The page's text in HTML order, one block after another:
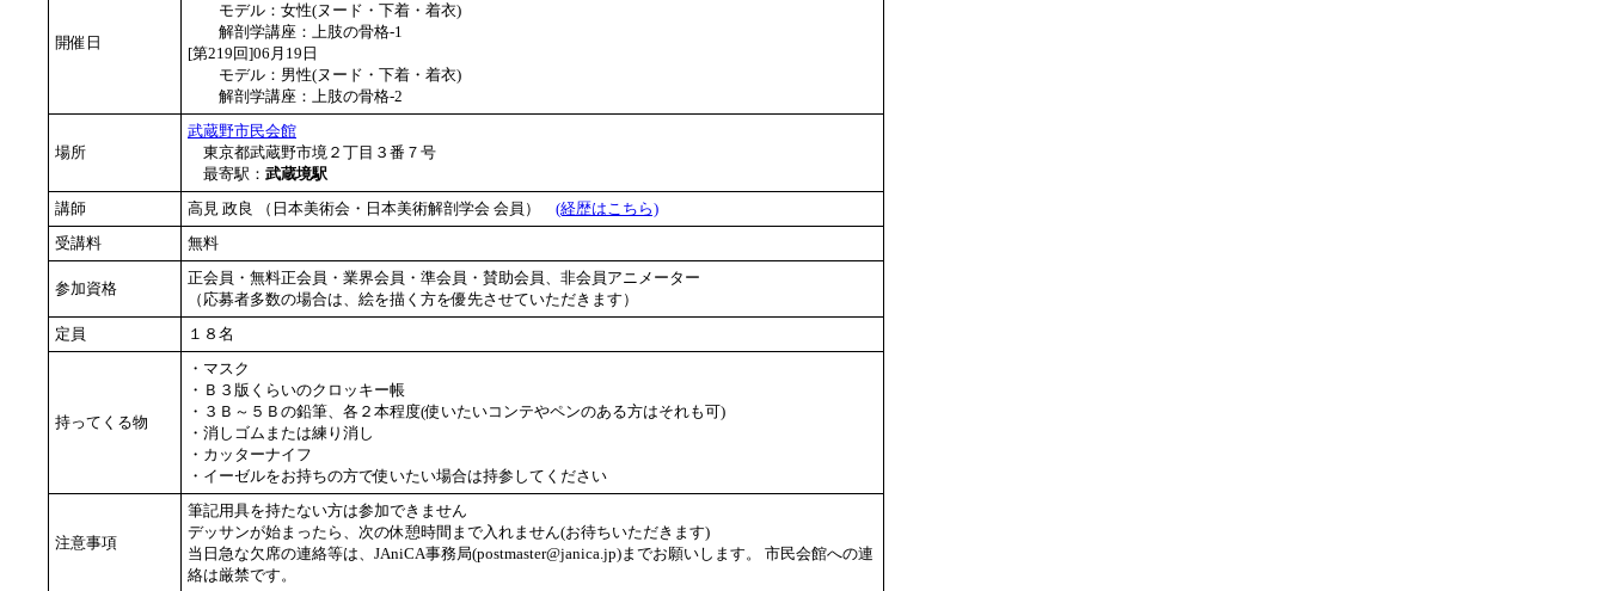
開催日
モデル：女性(ヌード・下着・着衣)
解剖学講座：上肢の骨格-1
[第219回]06月19日
モデル：男性(ヌード・下着・着衣)
解剖学講座：上肢の骨格-2
場所
武蔵野市民会館
東京都武蔵野市境２丁目３番７号
最寄駅： 武蔵境駅
講師
高見 政良 （日本美術会・日本美術解剖学会 会員） (経歴はこちら)
受講料
無料
参加資格
正会員・無料正会員・業界会員・準会員・賛助会員、非会員アニメーター
（応募者多数の場合は、絵を描く方を優先させていただきます）
定員
１８名
持ってくる物
・マスク
・Ｂ３版くらいのクロッキー帳
・３Ｂ～５Ｂの鉛筆、各２本程度(使いたいコンテやペンのある方はそれも可)
・消しゴムまたは練り消し
・カッターナイフ
・イーゼルをお持ちの方で使いたい場合は持参してください
注意事項
筆記用具を持たない方は参加できません
デッサンが始まったら、次の休憩時間まで入れません(お待ちいただきます)
当日急な欠席の連絡等は、JAniCA事務局(postmaster@janica.jp)までお願いします。 市民会館への連
絡は厳禁です。